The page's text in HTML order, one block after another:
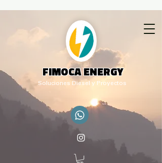
FIMOCA ENERGY
Soluciones Diesel y Proyectos